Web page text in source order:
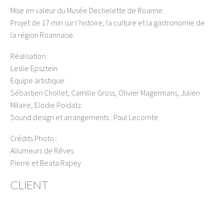
Mise en valeur du Musée Dechelette de Roanne.
Projet de 17 min sur l’histoire, la culture et la gastronomie de
la région Roannaise.
Réalisation :
Leslie Epsztein
Equipe artistique :
Sébastien Chollet, Camille Gross, Olivier Magermans, Julien
Milaire, Elodie Poidatz.
Sound design et arrangements : Paul Lecomte
Crédits Photo :
Allumeurs de Rêves
Pierre et Beata Rapey
CLIENT